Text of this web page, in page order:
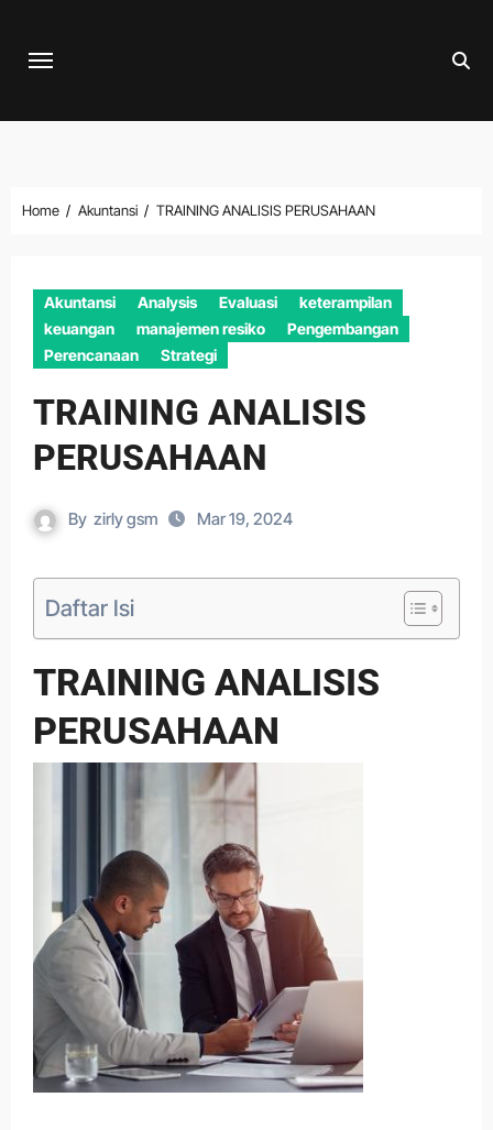
Home Akuntansi TRAINING ANALISIS PERUSAHAAN
Akuntansi Analysis Evaluasi
keterampilan
keuangan
manajemen resiko
Pengembangan
Perencanaan
Strategi
TRAINING ANALISIS
PERUSAHAAN
By zirly gsm Mar 19, 2024
Daftar Isi
TRAINING ANALISIS
PERUSAHAAN